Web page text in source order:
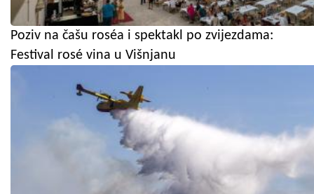
Poziv na čašu roséa i spektakl po zvijezdama:
Festival rosé vina u Višnjanu